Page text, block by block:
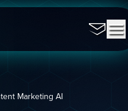
Marketing AI